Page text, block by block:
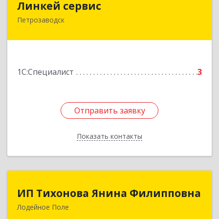
Линкей сервис
Петрозаводск
1С:Специалист 3
Отправить заявку
Показать контакты
185031, Карелия Респ, Петрозаводск г,
Отправить заявку
Назад
ИП Тихонова Янина Филипповна
Лодейное Поле
187700, Ленинградская обл, Лодейнопольский